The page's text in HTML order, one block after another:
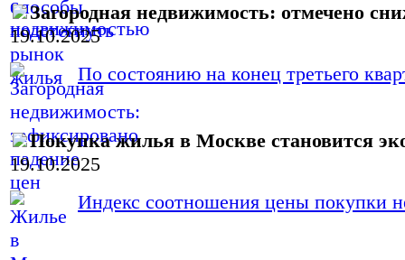
Загородная недвижимость: отмечено
19.10.2025
По состоянию на конец третьего
Покупка жилья в Москве становится
19.10.2025
Индекс соотношения цены покупки